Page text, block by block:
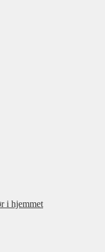
i hjemmet